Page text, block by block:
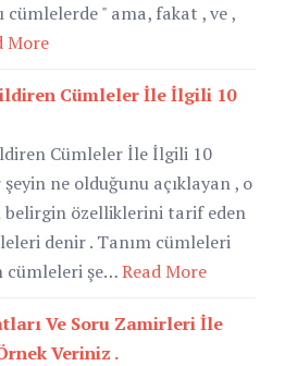
cümlelerde " ama, fakat , ve ,
More
Cümleler İle İlgili 10
Cümleler İle İlgili 10
ne olduğunu açıklayan , o
belirgin özelliklerini tarif eden
denir . Tanım cümleleri
cümleleri şe…Read More
Ve Soru Zamirleri İle
Veriniz .